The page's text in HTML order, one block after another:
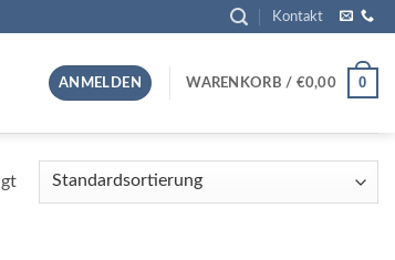
Kontakt
ANMELDEN WARENKORB / €0,00 0